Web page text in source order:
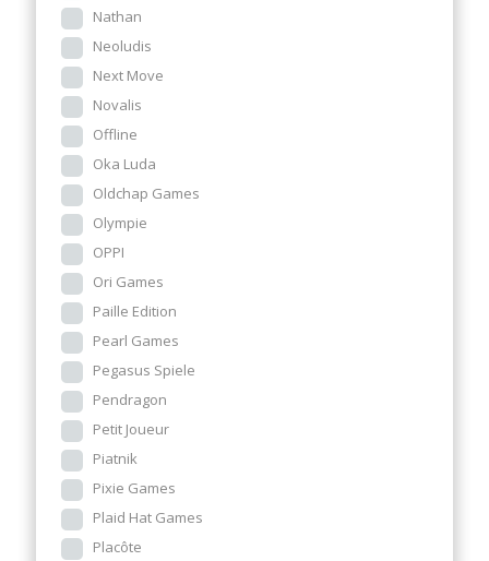
Nathan
Neoludis
Next Move
Novalis
Offline
Oka Luda
Oldchap Games
Olympie
OPPI
Ori Games
Paille Edition
Pearl Games
Pegasus Spiele
Pendragon
Petit Joueur
Piatnik
Pixie Games
Plaid Hat Games
Placôte